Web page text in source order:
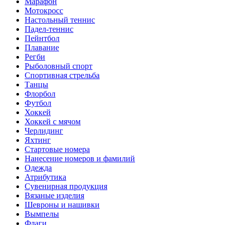
Мотокросс
Настольный теннис
Падел-теннис
Пейнтбол
Плавание
Регби
Рыболовный спорт
Спортивная стрельба
Танцы
Флорбол
Футбол
Хоккей
Хоккей с мячом
Черлидинг
Яхтинг
Стартовые номера
Нанесение номеров и фамилий
Одежда
Атрибутика
Сувенирная продукция
Вязаные изделия
Шевроны и нашивки
Вымпелы
Флаги